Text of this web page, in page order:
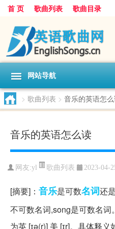
首 页 歌曲列表 歌曲目录
网站导航
> 歌曲列表 > 音乐的英语怎
音乐的英语怎么读
网友:yl 歌曲列表 2023-04-
[摘要]： 音乐是可数名词还
不可数名词,song是可数名词
为英 [ɪə(r)] 美 [ɪr]。具体释义